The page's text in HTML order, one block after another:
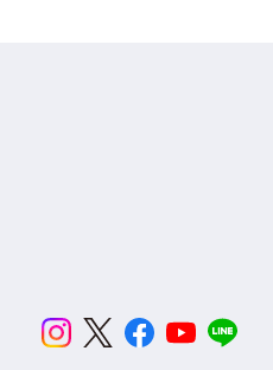
用実績あり。
グタイプのゴーグルと比較し